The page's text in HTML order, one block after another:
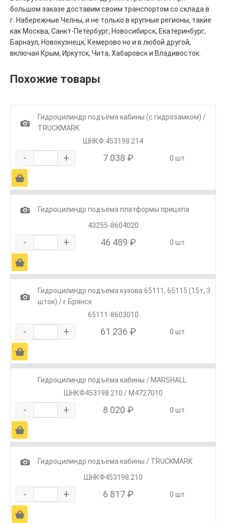
большом заказе доставим своим транспортом со склада в
г. Набережные Челны, и не только в крупные регионы, такие
как Москва, Санкт-Петербург, Новосибирск, Екатеринбург,
Барнаул, Новокузнецк, Кемерово но и в любой другой,
включая Крым, Иркутск, Чита, Хабаровск и Владивосток.
Похожие товары
1
Гидроцилиндр подъёма кабины (с гидрозамком) /
TRUCKMARK
ШНКФ.453198.214
- + 7 038 ₽ 0 шт.
Ä
1
Гидроцилиндр подъема платформы прицепа
43255-8604020
- + 46 489 ₽ 0 шт.
Ä
1
Гидроцилиндр подъема кузова 65111, 65115 (15т, 3
шток) / г.Брянск
65111-8603010
- + 61 236 ₽ 0 шт.
Ä
Гидроцилиндр подъёма кабины / MARSHALL
ШНКФ453198.210 / M4727010
- + 8 020 ₽ 0 шт.
Ä
1
Гидроцилиндр подъёма кабины / TRUCKMARK
ШНКФ453198.210
- + 6 817 ₽ 0 шт.
Ä